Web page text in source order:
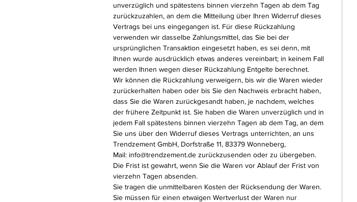
unverzüglich und spätestens binnen vierzehn Tagen ab dem Tag
zurückzuzahlen, an dem die Mitteilung über Ihren Widerruf dieses
Vertrags bei uns eingegangen ist. Für diese Rückzahlung
verwenden wir dasselbe Zahlungsmittel, das Sie bei der
ursprünglichen Transaktion eingesetzt haben, es sei denn, mit
Ihnen wurde ausdrücklich etwas anderes vereinbart; in keinem Fall
werden Ihnen wegen dieser Rückzahlung Entgelte berechnet.
Wir können die Rückzahlung verweigern, bis wir die Waren wieder
zurückerhalten haben oder bis Sie den Nachweis erbracht haben,
dass Sie die Waren zurückgesandt haben, je nachdem, welches
der frühere Zeitpunkt ist. Sie haben die Waren unverzüglich und in
jedem Fall spätestens binnen vierzehn Tagen ab dem Tag, an dem
Sie uns über den Widerruf dieses Vertrags unterrichten, an uns
Trendzement GmbH, Dorfstraße 11, 83379 Wonneberg,
Mail: info@trendzement.de zurückzusenden oder zu übergeben.
Die Frist ist gewahrt, wenn Sie die Waren vor Ablauf der Frist von
vierzehn Tagen absenden.
Sie tragen die unmittelbaren Kosten der Rücksendung der Waren.
Sie müssen für einen etwaigen Wertverlust der Waren nur